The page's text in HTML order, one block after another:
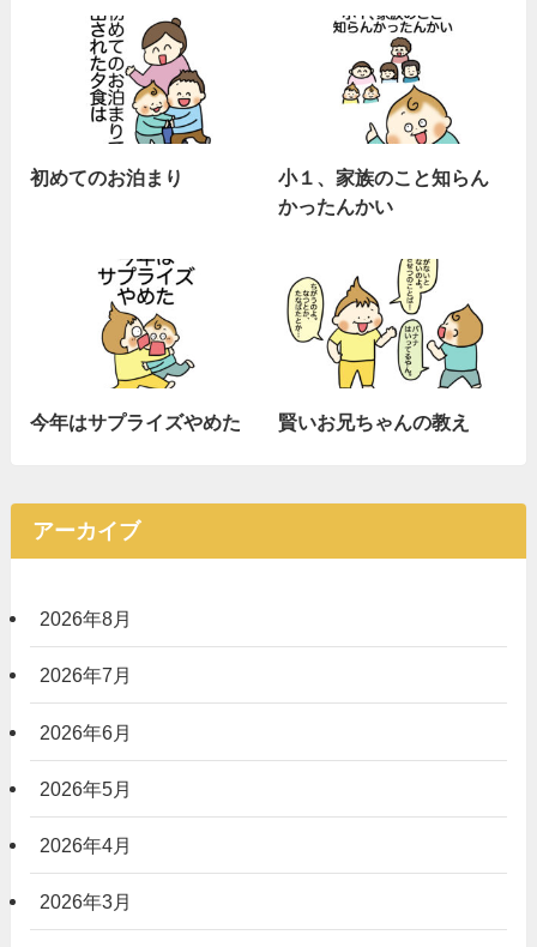
初めてのお泊まり
小１、家族のこと知らん
かったんかい
今年はサプライズやめた 賢いお兄ちゃんの教え
アーカイブ
2026年8月
2026年7月
2026年6月
2026年5月
2026年4月
2026年3月